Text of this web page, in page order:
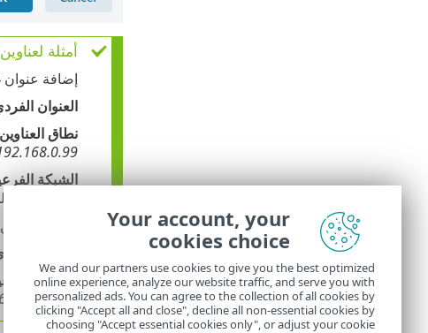
أمثلة لعناوين IP
إضافة عنوان IPv4:
العنوان
نطاق العناوين
الشبكة
قناع الشبكة للشبكة الفرعية
إضافة عناوين IPv6:
العنوان
الشبكة
64
Your account, your
cookies choice
We and our partners use cookies to give you the best optimized
online experience, analyze our website traffic, and serve you with
personalized ads. You can agree to the collection of all cookies by
clicking "Accept all and close", decline all non-essential cookies by
choosing "Accept essential cookies only", or adjust your cookie